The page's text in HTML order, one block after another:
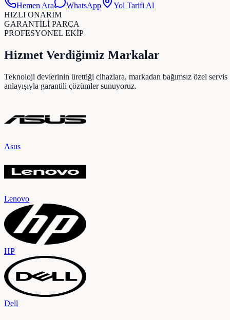
Hemen Ara WhatsApp
Yol Tarifi Al
HIZLI ONARIM
GARANTİLİ PARÇA
PROFESYONEL EKİP
Hizmet Verdiğimiz Markalar
Teknoloji devlerinin ürettiği cihazlara, markadan bağımsız özel servis
anlayışıyla garantili çözümler sunuyoruz.
Asus
Lenovo
HP
Dell